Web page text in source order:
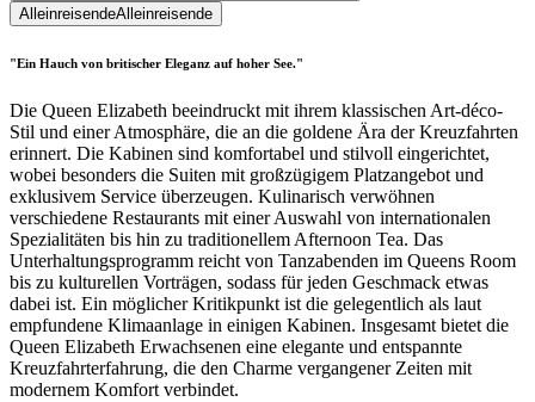
AlleinreisendeAlleinreisende
"Ein Hauch von britischer Eleganz auf hoher See."
Die Queen Elizabeth beeindruckt mit ihrem klassischen Art-déco-
Stil und einer Atmosphäre, die an die goldene Ära der Kreuzfahrten
erinnert. Die Kabinen sind komfortabel und stilvoll eingerichtet,
wobei besonders die Suiten mit großzügigem Platzangebot und
exklusivem Service überzeugen. Kulinarisch verwöhnen
verschiedene Restaurants mit einer Auswahl von internationalen
Spezialitäten bis hin zu traditionellem Afternoon Tea. Das
Unterhaltungsprogramm reicht von Tanzabenden im Queens Room
bis zu kulturellen Vorträgen, sodass für jeden Geschmack etwas
dabei ist. Ein möglicher Kritikpunkt ist die gelegentlich als laut
empfundene Klimaanlage in einigen Kabinen. Insgesamt bietet die
Queen Elizabeth Erwachsenen eine elegante und entspannte
Kreuzfahrterfahrung, die den Charme vergangener Zeiten mit
modernem Komfort verbindet.